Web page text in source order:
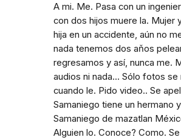
A mi. Me. Pasa con un
con dos hijos muere la. Mujer
hija en un accidente, aún no
nada tenemos dos aňos
regresamos y así, nunca me.
audios ni nada... Sólo fotos se
cuando le. Pido video.. Se
Samaniego tiene un hermano
Samaniego de mazatlan
Alguien lo. Conoce? Como.